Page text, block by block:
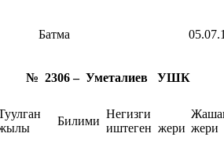
Батма
УШК
Билими
Негизги
иштеген жери жери